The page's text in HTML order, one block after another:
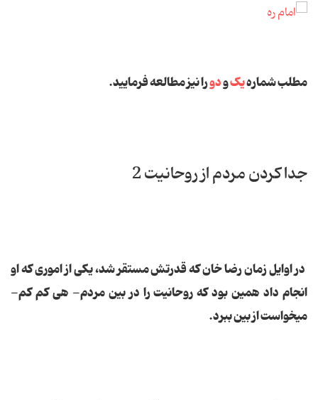
مطلب شمارهیکودورا نیز مطالعه فرمایید.
جدا کردن مردم از روحانیت 2
در اوایل زمان رضا خان كه قدرتش مستقر شد، یكى از امورى كه او
انجام داد همین بود كه روحانیت را در بین مردم- هى كم كم-
مى‏خواست از بین ببرد.